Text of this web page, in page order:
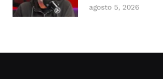
agosto 5, 2026